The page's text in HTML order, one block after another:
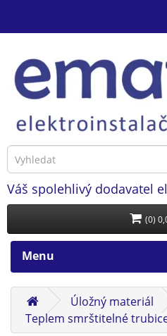
Váš spolehlivý dodavatel
(0)
Menu
Úložný materiál
Teplem smrštitelné